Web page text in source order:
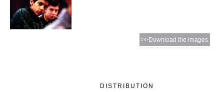
>>Download the images
DISTRIBUTION